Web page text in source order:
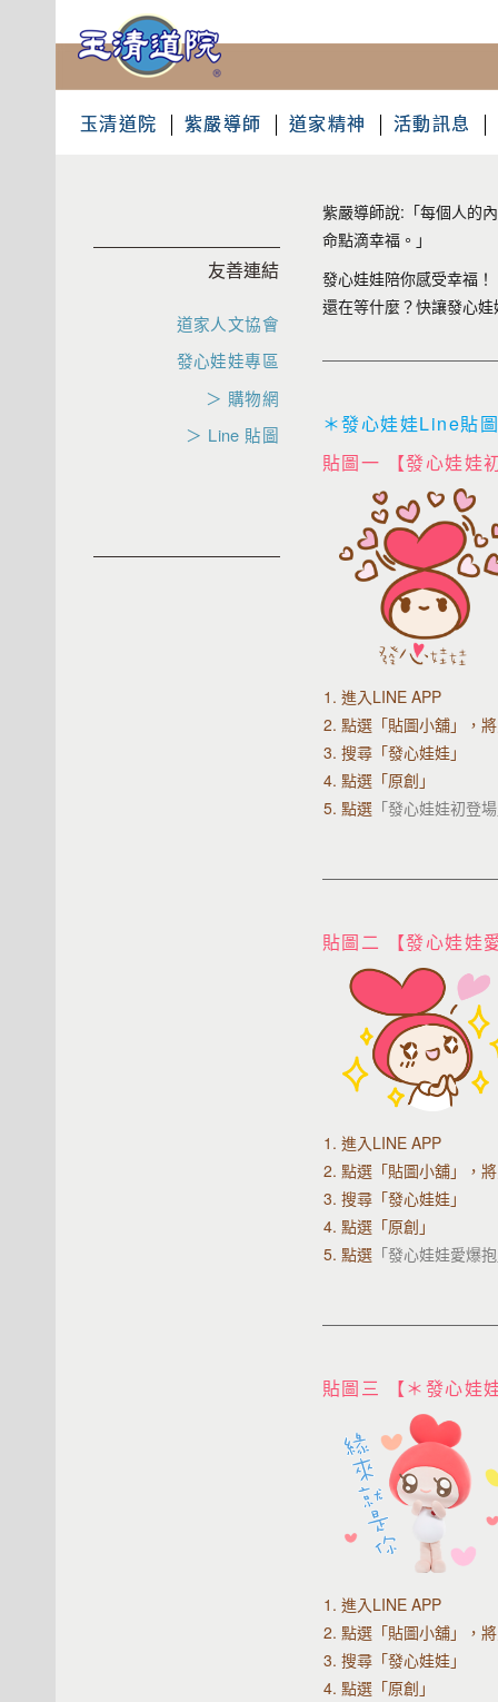
玉清道院 紫嚴導師 道家精神 活動訊息
紫嚴導師說:「每個人的
命點滴幸福。」
發心娃娃陪你感受幸福！
還在等什麼？快讓發心
＊發心娃娃Line貼
貼圖一 【發心娃娃
1. 進入LINE APP
2. 點選「貼圖小舖」，
3. 搜尋「發心娃娃」
4. 點選「原創」
5. 點選「發心娃娃初登
貼圖二 【發心娃娃
1. 進入LINE APP
2. 點選「貼圖小舖」，
3. 搜尋「發心娃娃」
4. 點選「原創」
5. 點選「發心娃娃愛爆
貼圖三 【＊發心娃
1. 進入LINE APP
2. 點選「貼圖小舖」，
3. 搜尋「發心娃娃」
4. 點選「原創」
友善連結
道家人文協會
發心娃娃專區
＞ 購物網
＞ Line 貼圖